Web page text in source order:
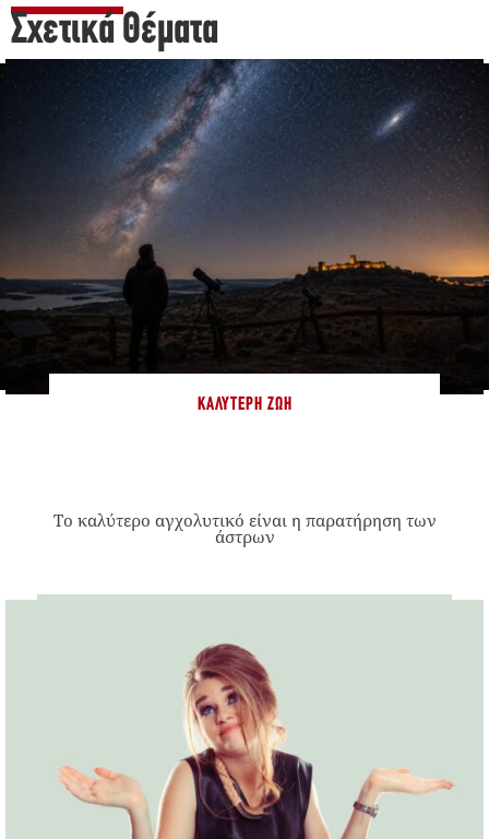
Σχετικά Θέματα
ΚΑΛΎΤΕΡΗ ΖΩΉ
Το καλύτερο αγχολυτικό είναι η παρατήρηση των
άστρων